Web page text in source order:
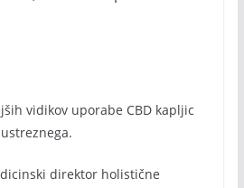
vidikov uporabe CBD kapljic
direktor holistične